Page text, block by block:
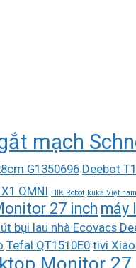
mạch
G1350696 Deebot
OMNI HIK Robot kuka Việt nam
27 inch máy
bụi lau nhà Ecovacs
Tefal QT1510E0 tivi
Monitor 27